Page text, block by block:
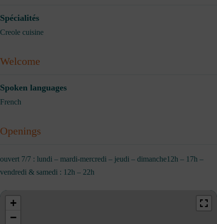
Spécialités
Creole cuisine
Welcome
Spoken languages
French
Openings
ouvert 7/7 : lundi – mardi-mercredi – jeudi – dimanche12h – 17h –
vendredi & samedi : 12h – 22h
+
−